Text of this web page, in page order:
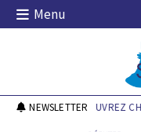
Skip
Menu
Echecs &
NEWSLETTERDÉCOUVREZ